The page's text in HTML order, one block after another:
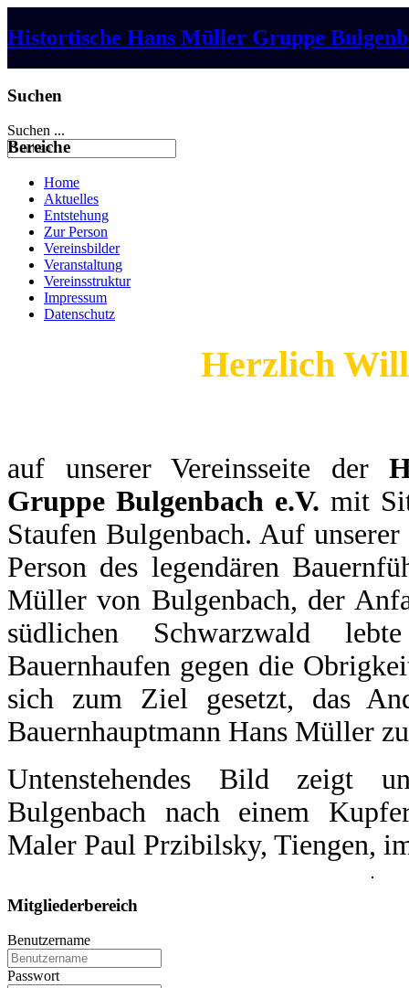
Histortische Hans Müller Gruppe
Suchen
Suchen ...
Bereiche
Home
Aktuelles
Entstehung
Zur Person
Vereinsbilder
Veranstaltung
Vereinsstruktur
Impressum
Datenschutz
Herzlich
auf unserer Vereinsseite der
Gruppe Bulgenbach e.V. mit
Staufen Bulgenbach. Auf
Person des legendären
Müller von Bulgenbach, der
südlichen Schwarzwald
Bauernhaufen gegen die
sich zum Ziel gesetzt, das
Bauernhauptmann Hans Müller
Untenstehendes Bild zeigt
Bulgenbach nach einem
Maler Paul Przibilsky, Tiengen,
Mitgliederbereich
Benutzername
Passwort